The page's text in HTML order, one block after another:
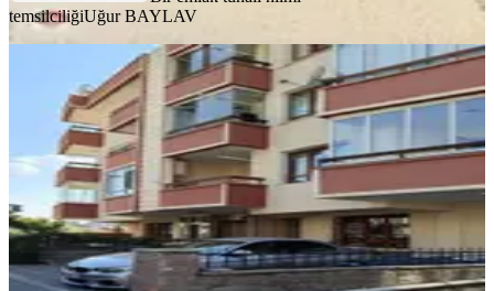
temsilciliğiUğur BAYLAV
Vedat Dalokay Bir Paralel Sokağı
Ulaşım Rahat 3+1 Kombili
Çankaya, Aşıkpaşa Mahallesi
3+1·105 m²·Düz Giriş (Zemin) 07.08.2026
25.000 ₺
Ata GayrimenkulŞahin OKUR